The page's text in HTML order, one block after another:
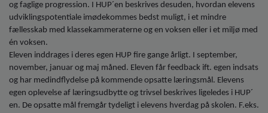
og faglige progression. I HUP´en beskrives desuden, hvordan elevens
udviklingspotentiale imødekommes bedst muligt, i et mindre
fællesskab med klassekammeraterne og en voksen eller i et miljø med
én voksen.
Eleven inddrages i deres egen HUP fire gange årligt. I september,
november, januar og maj måned. Eleven får feedback ift. egen indsats
og har medindflydelse på kommende opsatte læringsmål. Elevens
egen oplevelse af læringsudbytte og trivsel beskrives ligeledes i HUP´
en. De opsatte mål fremgår tydeligt i elevens hverdag på skolen. F.eks.